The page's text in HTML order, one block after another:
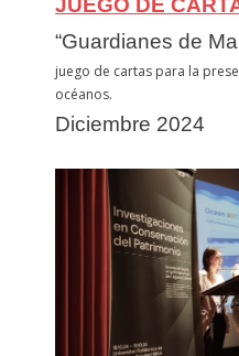
JUEGO DE
“Guardianes de
juego de cartas para la
océanos.
Diciembre 2024